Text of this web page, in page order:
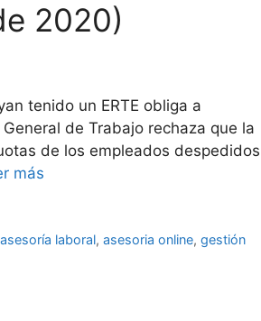
2020)
tenido un ERTE obliga a
de Trabajo rechaza que la
de los empleados despedidos
más
asesoría laboral,asesoria online,gestión